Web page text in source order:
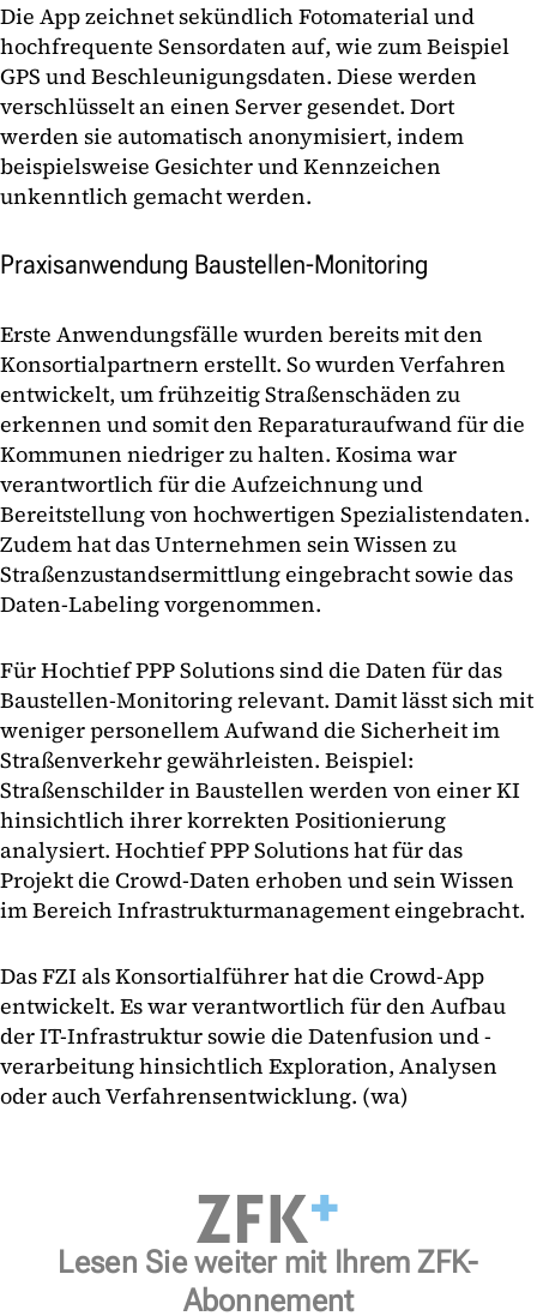
Die App zeichnet sekündlich Fotomaterial und
hochfrequente Sensordaten auf, wie zum Beispiel
GPS und Beschleunigungsdaten. Diese werden
verschlüsselt an einen Server gesendet. Dort
werden sie automatisch anonymisiert, indem
beispielsweise Gesichter und Kennzeichen
unkenntlich gemacht werden.
Praxisanwendung Baustellen-Monitoring
Erste Anwendungsfälle wurden bereits mit den
Konsortialpartnern erstellt. So wurden Verfahren
entwickelt, um frühzeitig Straßenschäden zu
erkennen und somit den Reparaturaufwand für die
Kommunen niedriger zu halten. Kosima war
verantwortlich für die Aufzeichnung und
Bereitstellung von hochwertigen Spezialistendaten.
Zudem hat das Unternehmen sein Wissen zu
Straßenzustandsermittlung eingebracht sowie das
Daten-Labeling vorgenommen.
Für Hochtief PPP Solutions sind die Daten für das
Baustellen-Monitoring relevant. Damit lässt sich mit
weniger personellem Aufwand die Sicherheit im
Straßenverkehr gewährleisten. Beispiel:
Straßenschilder in Baustellen werden von einer KI
hinsichtlich ihrer korrekten Positionierung
analysiert. Hochtief PPP Solutions hat für das
Projekt die Crowd-Daten erhoben und sein Wissen
im Bereich Infrastrukturmanagement eingebracht.
Das FZI als Konsortialführer hat die Crowd-App
entwickelt. Es war verantwortlich für den Aufbau
der IT-Infrastruktur sowie die Datenfusion und -
verarbeitung hinsichtlich Exploration, Analysen
oder auch Verfahrensentwicklung. (wa)
Lesen Sie weiter mit Ihrem ZFK-
Abonnement